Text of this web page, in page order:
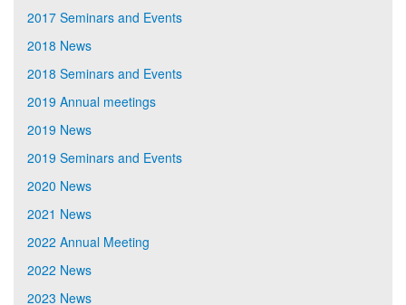
2017 Seminars and Events
2018 News
2018 Seminars and Events
2019 Annual meetings
2019 News
2019 Seminars and Events
2020 News
2021 News
2022 Annual Meeting
2022 News
2023 News